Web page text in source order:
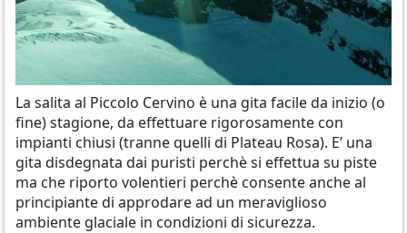
La salita al Piccolo Cervino è una gita facile da inizio (o
fine) stagione, da effettuare rigorosamente con
impianti chiusi (tranne quelli di Plateau Rosa). E’ una
gita disdegnata dai puristi perchè si effettua su piste
ma che riporto volentieri perchè consente anche al
principiante di approdare ad un meraviglioso
ambiente glaciale in condizioni di sicurezza.